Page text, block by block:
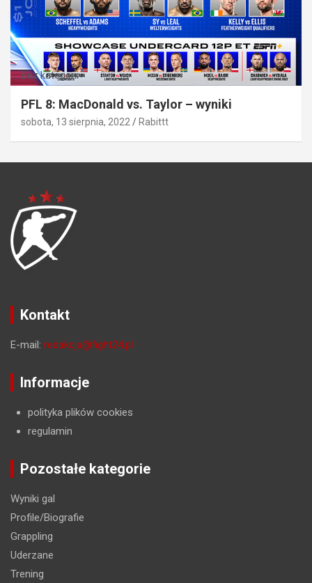
Bez kategorii
PFL 8: MacDonald vs. Taylor – wyniki
sobota, 13 sierpnia, 2022 Rabittt
Kontakt
E-mail: redakcja@fight24.pl
Informacje
polityka plików cookies
regulamin
Pozostałe kategorie
Wyniki gal
Profile/Biografie
Grappling
Uderzane
Trening